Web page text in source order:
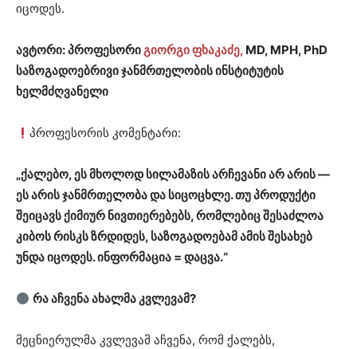
იცოდეს.
ავტორი: პროფესორიგიორგი ფხაკაძე, MD, MPH, PhD
საზოგადოებრივი ჯანმრთელობის ინსტიტუტის
ხელმძღვანელი
პროფესორის კომენტარი:
„ქალებო, ეს მხოლოდ სილამაზის არჩევანი არ არის —
ეს არის ჯანმრთელობა და სიცოცხლე. თუ პროდუქტი
შეიცავს ქიმიურ ნივთიერებებს, რომლებიც შესაძლოა
კიბოს რისკს ზრდიდეს, საზოგადოებამ ამის შესახებ
უნდა იცოდეს. ინფორმაცია = დაცვა.“
რა აჩვენა ახალმა კვლევამ?
მეცნიერულმა კვლევამ აჩვენა, რომ ქალებს,